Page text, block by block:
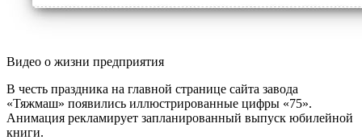
Видео о жизни предприятия
В честь праздника на главной странице сайта завода
«Тяжмаш» появились иллюстрированные цифры «75».
Анимация рекламирует запланированный выпуск юбилейной
книги.